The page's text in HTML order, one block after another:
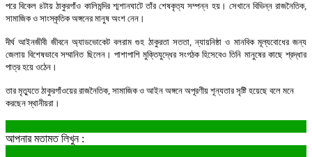
‎পরে বিকেল ৪টায় ঠাকুরগাঁও কালিমন্দির শ্মশানঘাটে তাঁর শেষকৃত্য সম্পন্ন হয়। সেখানে বিভিন্ন রাজনৈতিক,
সামাজিক ও সাংস্কৃতিক অঙ্গনের মানুষ অংশ নেন।
‎দীর্ঘ আইনজীবী জীবনে অ্যাডভোকেট বলরাম গুহ ঠাকুরতা সততা, ন্যায়নিষ্ঠা ও মানবিক মূল্যবোধের জন্য
জেলায় বিশেষভাবে সম্মানিত ছিলেন। পাশাপাশি মুক্তিযুদ্ধের সংগঠক হিসেবেও তিনি মানুষের কাছে শ্রদ্ধার
পাত্র হয়ে ওঠেন।
‎তার মৃত্যুতে ঠাকুরগাঁওয়ের রাজনৈতিক, সামাজিক ও আইন অঙ্গনে অপূরণীয় শূন্যতার সৃষ্টি হয়েছে বলে মনে
করছেন স্থানীয়রা।
আপনার মতামত লিখুন :